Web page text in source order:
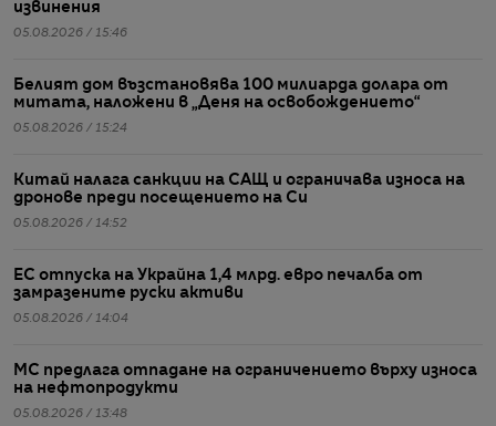
извинения
05.08.2026 / 15:46
Белият дом възстановява 100 милиарда долара от
митата, наложени в „Деня на освобождението“
05.08.2026 / 15:24
Китай налага санкции на САЩ и ограничава износа на
дронове преди посещението на Си
05.08.2026 / 14:52
ЕС отпуска на Украйна 1,4 млрд. евро печалба от
замразените руски активи
05.08.2026 / 14:04
МС предлага отпадане на ограничението върху износа
на нефтопродукти
05.08.2026 / 13:48